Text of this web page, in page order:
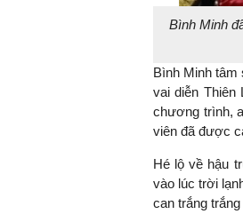
Bình Minh
Bình Minh
vai diễn
chương trình,
viên đã được
Hé lộ về hậu
vào lúc trời
can trắng